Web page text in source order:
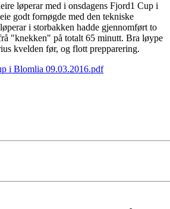
løperar med i onsdagens Fjord1 Cup i
godt fornøgde med den tekniske
i storbakken hadde gjennomført to
"knekken" på totalt 65 minutt. Bra løype
kvelden før, og flott prepparering.
i Blomlia 09.03.2016.pdf